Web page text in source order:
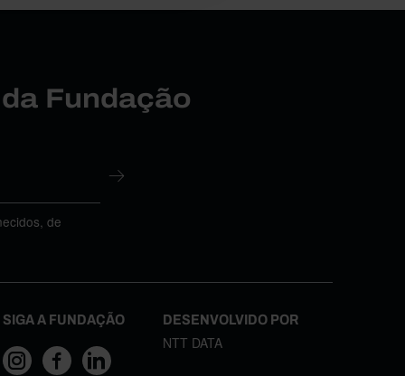
Fundação
de
SIGA A FUNDAÇÃO DESENVOLVIDO POR
NTT DATA